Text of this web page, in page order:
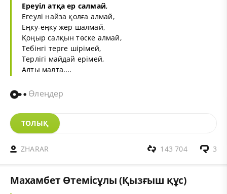
Ереуіл атқа ер салмай,
Егеулі найза қолға алмай,
Еңку-еңку жер шалмай,
Қоңыр салқын төске алмай,
Тебінгі терге шірімей,
Терлігі майдай ерімей,
Алты малта....
Өлеңдер
ТОЛЫҚ
ZHARAR 3
143 704
Махамбет Өтемісұлы (Қызғыш құс)